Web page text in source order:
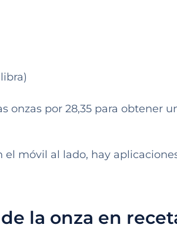
onzas por 28,35 para obtener
el móvil al lado, hay
la onza en